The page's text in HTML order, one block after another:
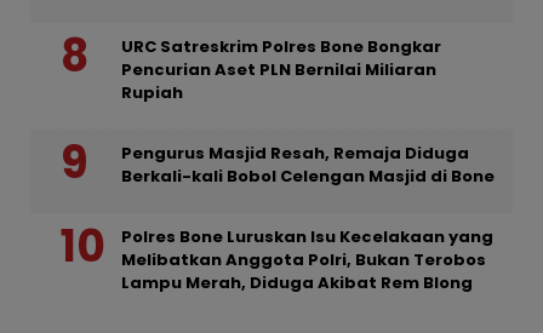
URC Satreskrim Polres Bone Bongkar
Pencurian Aset PLN Bernilai Miliaran
Rupiah
Pengurus Masjid Resah, Remaja Diduga
Berkali-kali Bobol Celengan Masjid di Bone
Polres Bone Luruskan Isu Kecelakaan yang
Melibatkan Anggota Polri, Bukan Terobos
Lampu Merah, Diduga Akibat Rem Blong